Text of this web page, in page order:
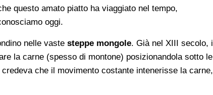
questo amato piatto ha viaggiato nel tempo,
oggi.
nelle vaste steppe mongole. Già nel XIII secolo, i
la carne (spesso di montone) posizionandola sotto le
che il movimento costante intenerisse la carne,